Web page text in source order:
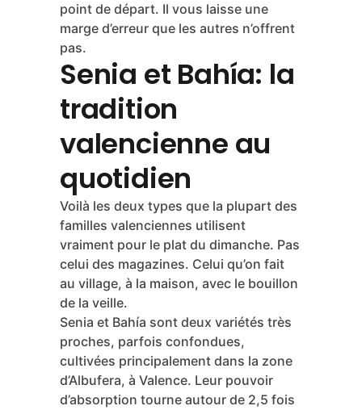
point de départ. Il vous laisse une
marge d’erreur que les autres n’offrent
pas.
Senia et Bahía: la
tradition
valencienne au
quotidien
Voilà les deux types que la plupart des
familles valenciennes utilisent
vraiment pour le plat du dimanche. Pas
celui des magazines. Celui qu’on fait
au village, à la maison, avec le bouillon
de la veille.
Senia et Bahía sont deux variétés très
proches, parfois confondues,
cultivées principalement dans la zone
d’Albufera, à Valence. Leur pouvoir
d’absorption tourne autour de 2,5 fois